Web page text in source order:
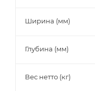
Ширина (мм)
Глубина (мм)
Вес нетто (кг)